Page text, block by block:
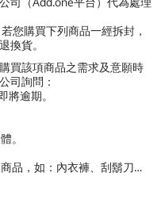
您購買下列商品一經拆封，
換貨。
買該項商品之需求及意願時
司詢問：
將逾期。
。
品，如：內衣褲、刮鬍刀…